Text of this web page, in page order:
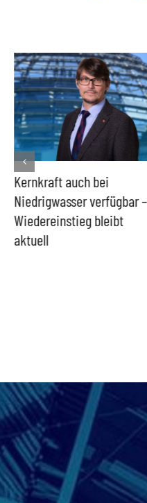
Kernkraft auch bei
Niedrigwasser verfügbar –
Wiedereinstieg bleibt
aktuell